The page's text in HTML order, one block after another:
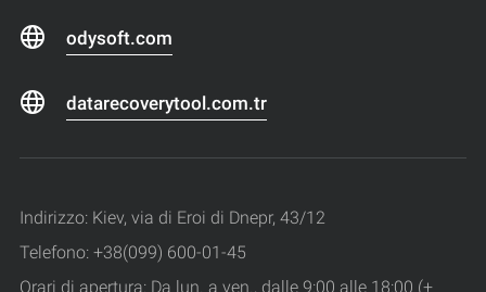
odysoft.com
datarecoverytool.com.tr
Indirizzo: Kiev, via di Eroi di Dnepr, 43/12
Telefono: +38(099) 600-01-45
Orari di apertura: Da lun. a ven., dalle 9:00 alle 18:00 (+